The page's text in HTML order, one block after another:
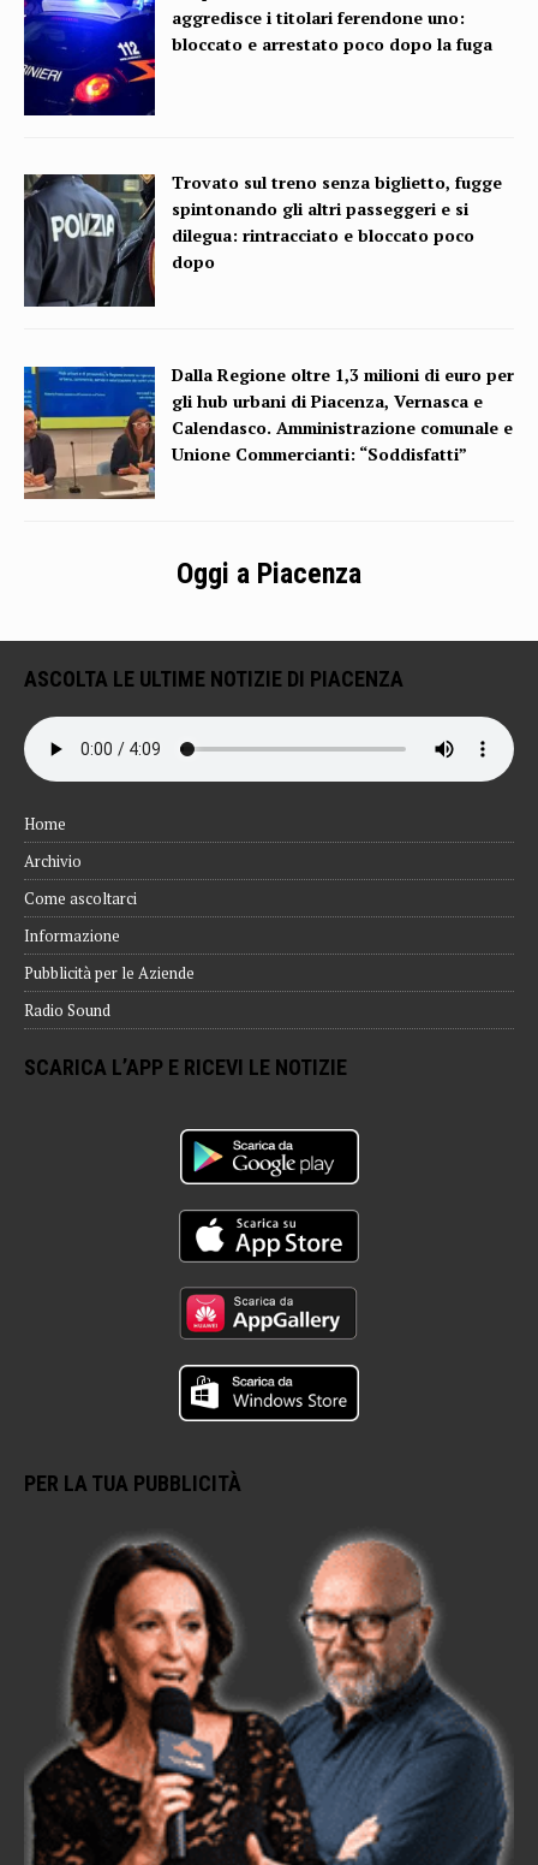
aggredisce i titolari ferendone uno:
bloccato e arrestato poco dopo la fuga
Trovato sul treno senza biglietto, fugge
spintonando gli altri passeggeri e si
dilegua: rintracciato e bloccato poco
dopo
Dalla Regione oltre 1,3 milioni di euro per
gli hub urbani di Piacenza, Vernasca e
Calendasco. Amministrazione comunale e
Unione Commercianti: “Soddisfatti”
Oggi a Piacenza
ASCOLTA LE ULTIME NOTIZIE DI PIACENZA
Home
Archivio
Come ascoltarci
Informazione
Pubblicità per le Aziende
Radio Sound
SCARICA L’APP E RICEVI LE NOTIZIE
PER LA TUA PUBBLICITÀ